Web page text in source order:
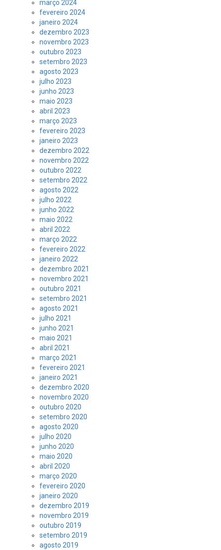
março 2024
fevereiro 2024
janeiro 2024
dezembro 2023
novembro 2023
outubro 2023
setembro 2023
agosto 2023
julho 2023
junho 2023
maio 2023
abril 2023
março 2023
fevereiro 2023
janeiro 2023
dezembro 2022
novembro 2022
outubro 2022
setembro 2022
agosto 2022
julho 2022
junho 2022
maio 2022
abril 2022
março 2022
fevereiro 2022
janeiro 2022
dezembro 2021
novembro 2021
outubro 2021
setembro 2021
agosto 2021
julho 2021
junho 2021
maio 2021
abril 2021
março 2021
fevereiro 2021
janeiro 2021
dezembro 2020
novembro 2020
outubro 2020
setembro 2020
agosto 2020
julho 2020
junho 2020
maio 2020
abril 2020
março 2020
fevereiro 2020
janeiro 2020
dezembro 2019
novembro 2019
outubro 2019
setembro 2019
agosto 2019